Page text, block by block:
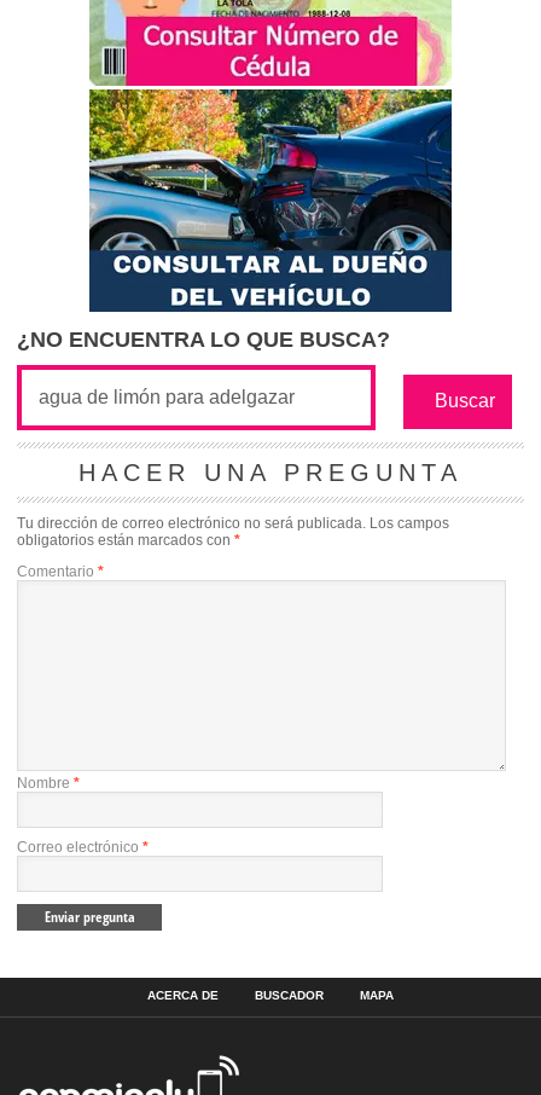
¿NO ENCUENTRA LO QUE BUSCA?
HACER UNA PREGUNTA
Tu dirección de correo electrónico no será publicada. Los campos
obligatorios están marcados con *
Comentario *
Nombre *
Correo electrónico *
ACERCA DE BUSCADOR MAPA